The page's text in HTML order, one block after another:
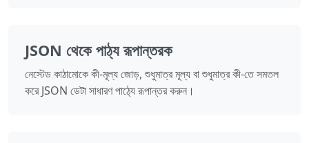
JSON থেকে পাঠ্য রূপান্তরক
নেস্টেড কাঠামোকে কী-মূল্য জোড়, শুধুমাত্র মূল্য বা শুধুমাত্র কী-তে সমতল
করে JSON ডেটা সাধারণ পাঠ্যে রূপান্তর করুন।